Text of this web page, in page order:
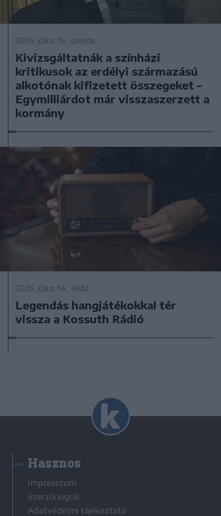
2026. július 15., szerda
Kivizsgáltatnák a színházi
kritikusok az erdélyi származású
alkotónak kifizetett összegeket –
Egymilliárdot már visszaszerzett a
kormány
2026. július 14., kedd
Legendás hangjátékokkal tér
vissza a Kossuth Rádió
Hasznos
Impresszum
Szerzői jogok
Adatvédelmi tájékoztató